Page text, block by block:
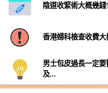
陰道收緊術大概幾
香港婦科檢查收費
男士包皮過長一定
及...